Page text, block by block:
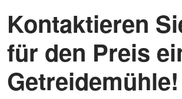
Kontaktieren
für den Preis
Getreidemühle!